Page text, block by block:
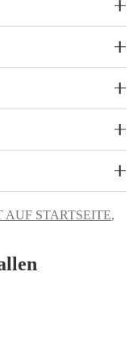
AUF STARTSEITE,